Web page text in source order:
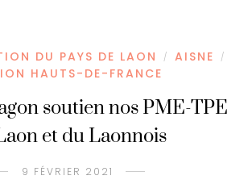
DU PAYS DE LAON / AISNE /
HAUTS-DE-FRANCE
soutien nos PME-TPE
et du Laonnois
9 FÉVRIER 2021